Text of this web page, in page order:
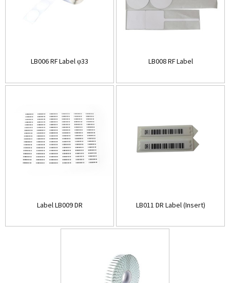
LB006 RF Label φ33 LB008 RF Label
Label LB009 DR LB011 DR Label (Insert)